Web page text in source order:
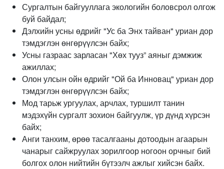
Сургалтын байгууллага экологийн боловсрол олгож
буй байдал;
Дэлхийн усны өдрийг "Ус ба Энх тайван" уриан дор
тэмдэглэн өнгөрүүлсэн байх;
Усны газраас зарласан "Хөх тууз” аяныг дэмжиж
ажиллах;
Олон улсын ойн өдрийг "Ой ба Инновац" уриан дор
тэмдэглэн өнгөрүүлсэн байх;
Мод тарьж ургуулах, арчлах, туршилт танин
мэдэхүйн сургалт зохион байгуулж, үр дүнд хүрсэн
байх;
Анги танхим, өрөө тасалгааны дотоодын агаарын
чанарыг сайжруулах зорилгоор ногоон орчныг бий
болгох олон нийтийн бүтээлч ажлыг хийсэн байх.